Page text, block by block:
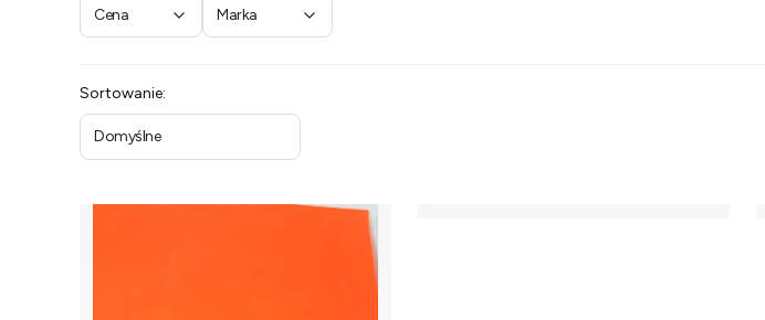
Cena Marka
Lista produktów
Sortowanie:
Domyślne